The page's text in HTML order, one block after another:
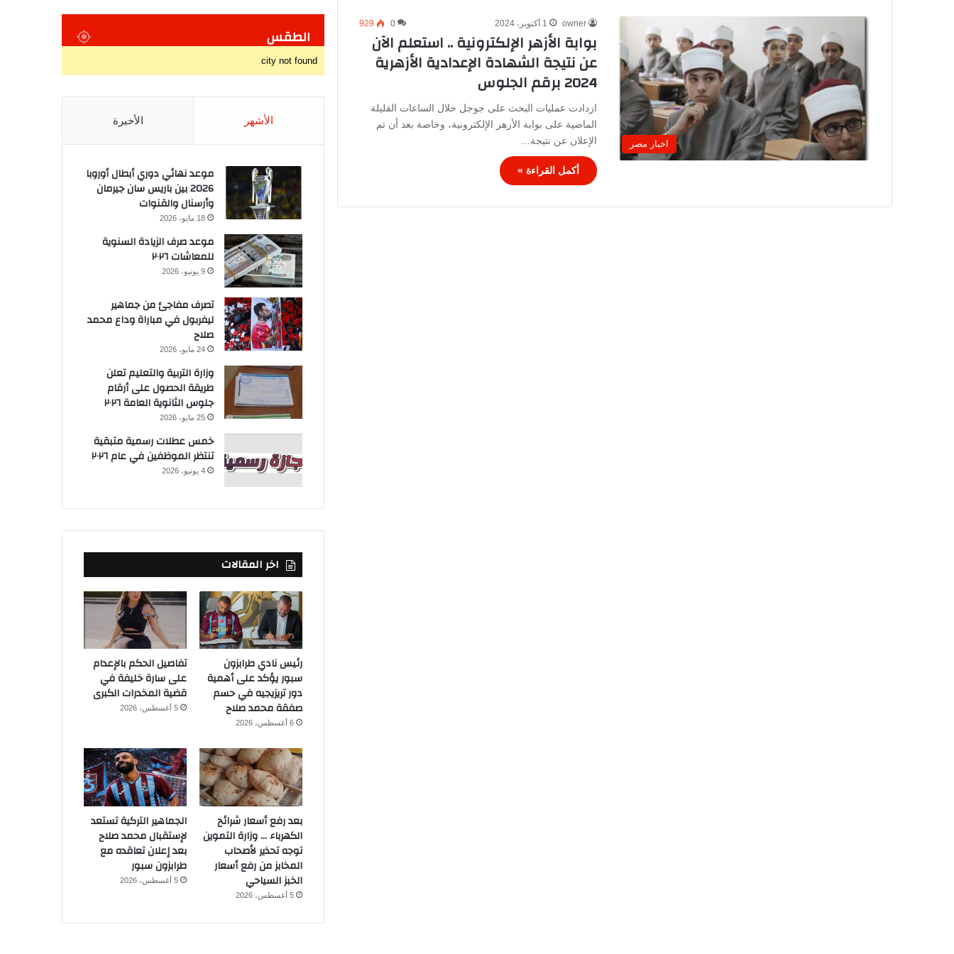
اخبار مصر
owner 1 أكتوبر، 2024 0
929
بوابة الأزهر الإلكترونية .. استعلم الآن
عن نتيجة الشهادة الإعدادية الأزهرية
2024 برقم الجلوس
ازدادت عمليات البحث على جوجل خلال الساعات القليلة
الماضية على بوابة الأزهر الإلكترونية، وخاصة بعد أن تم
الإعلان عن نتيجة…
أكمل القراءة »
الطقس
city not found
الأشهر الأخيرة
موعد نهائي دوري أبطال أوروبا
2026 بين باريس سان جيرمان
وأرسنال والقنوات
18 مايو، 2026
موعد صرف الزيادة السنوية
للمعاشات ٢٠٢٦
9 يونيو، 2026
تصرف مفاجئ من جماهير
ليفربول في مباراة وداع محمد
صلاح
24 مايو، 2026
وزارة التربية والتعليم تعلن
طريقة الحصول على أرقام
جلوس الثانوية العامة ٢٠٢٦
25 مايو، 2026
خمس عطلات رسمية متبقية
تنتظر الموظفين في عام ٢٠٢٦
4 يونيو، 2026
اخر المقالات
رئيس نادي طرابزون
سبور يؤكد على أهمية
دور تريزيجيه في حسم
صفقة محمد صلاح
6 أغسطس، 2026
تفاصيل الحكم بالإعدام
على سارة خليفة في
قضية المخدرات الكبرى
5 أغسطس، 2026
بعد رفع أسعار شرائح
الكهرباء … وزارة التموين
توجه تحذير لأصحاب
المخابز من رفع أسعار
الخبز السياحي
5 أغسطس، 2026
الجماهير التركية تستعد
لإستقبال محمد صلاح
بعد إعلان تعاقده مع
طرابزون سبور
5 أغسطس، 2026